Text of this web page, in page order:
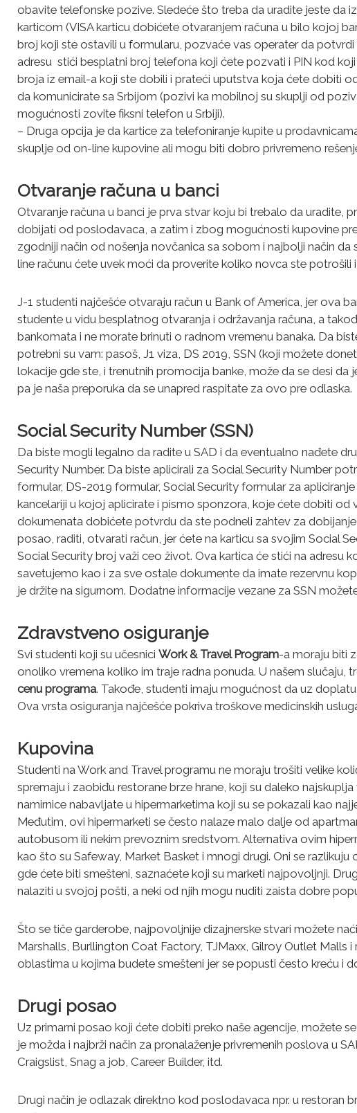
obavite telefonske pozive. Sledeće što treba da uradite jeste da
karticom (VISA karticu dobićete otvaranjem računa u bilo kojoj
broj koji ste ostavili u formularu, pozvaće vas operater da
adresu stići besplatni broj telefona koji ćete pozvati i PIN kod
broja iz email-a koji ste dobili i prateći uputstva koja ćete dobiti
da komunicirate sa Srbijom (pozivi ka mobilnoj su skuplji od
mogućnosti zovite fiksni telefon u Srbiji).
– Druga opcija je da kartice za telefoniranje kupite u
skuplje od on-line kupovine ali mogu biti dobro privremeno
Otvaranje računa u banci
Otvaranje računa u banci je prva stvar koju bi trebalo da uradite,
dobijati od poslodavaca, a zatim i zbog mogućnosti kupovine
zgodniji način od nošenja novčanica sa sobom i najbolji način
line računu ćete uvek moći da proverite koliko novca ste potrošili
J-1 studenti najčešće otvaraju račun u Bank of America, jer ova
studente u vidu besplatnog otvaranja i održavanja računa, a
bankomata i ne morate brinuti o radnom vremenu banaka. Da
potrebni su vam: pasoš, J1 viza, DS 2019, SSN (koji možete
lokacije gde ste, i trenutnih promocija banke, može da se desi da
pa je naša preporuka da se unapred raspitate za ovo pre odlaska.
Social Security Number (SSN)
Da biste mogli legalno da radite u SAD i da eventualno nađete
Security Number. Da biste aplicirali za Social Security Number
formular, DS-2019 formular, Social Security formular za
kancelariji u kojoj aplicirate i pismo sponzora, koje ćete dobiti od
dokumenata dobićete potvrdu da ste podneli zahtev za
posao, raditi, otvarati račun, jer ćete na karticu sa svojim Social
Social Security broj važi ceo život. Ova kartica će stići na adresu
savetujemo kao i za sve ostale dokumente da imate rezervnu
je držite na sigurnom. Dodatne informacije vezane za SSN
Zdravstveno osiguranje
Svi studenti koji su učesnici Work & Travel Program-a moraju biti
onoliko vremena koliko im traje radna ponuda. U našem slučaju,
cenu programa. Takođe, studenti imaju mogućnost da uz
Ova vrsta osiguranja najčešće pokriva troškove medicinskih
Kupovina
Studenti na Work and Travel programu ne moraju trošiti velike
spremaju i zaobiđu restorane brze hrane, koji su daleko
namirnice nabavljate u hipermarketima koji su se pokazali kao
Međutim, ovi hipermarketi se često nalaze malo dalje od
autobusom ili nekim prevoznim sredstvom. Alternativa ovim
kao što su Safeway, Market Basket i mnogi drugi. Oni se
gde ćete biti smešteni, saznaćete koji su marketi najpovoljnji.
nalaziti u svojoj pošti, a neki od njih mogu nuditi zaista dobre
Što se tiče garderobe, najpovoljnije dizajnerske stvari možete
Marshalls, Burllington Coat Factory, TJMaxx, Gilroy Outlet Malls
oblastima u kojima budete smešteni jer se popusti često kreću i
Drugi posao
Uz primarni posao koji ćete dobiti preko naše agencije, možete
je možda i najbrži način za pronalaženje privremenih poslova u
Craigslist, Snag a job, Career Builder, itd.
Drugi način je odlazak direktno kod poslodavaca npr. u restoran